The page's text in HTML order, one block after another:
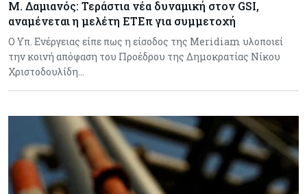
Μ. Δαμιανός: Τεράστια νέα δυναμική στον GSI,
αναμένεται η μελέτη ΕΤΕπ για συμμετοχή
Ο Υπ. Ενέργειας είπε πως η είσοδος της Meridiam υλοποιεί
την κοινή απόφαση του Προέδρου της Δημοκρατίας Νίκου
Χριστοδουλίδη…